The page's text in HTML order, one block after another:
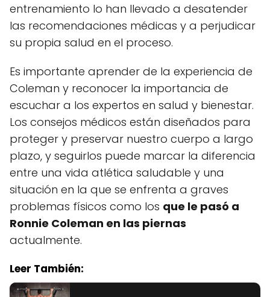
entrenamiento lo han llevado a desatender
las recomendaciones médicas y a perjudicar
su propia salud en el proceso.
Es importante aprender de la experiencia de
Coleman y reconocer la importancia de
escuchar a los expertos en salud y bienestar.
Los consejos médicos están diseñados para
proteger y preservar nuestro cuerpo a largo
plazo, y seguirlos puede marcar la diferencia
entre una vida atlética saludable y una
situación en la que se enfrenta a graves
problemas físicos como los que le pasó a
Ronnie Coleman en las piernas
actualmente.
Leer También: